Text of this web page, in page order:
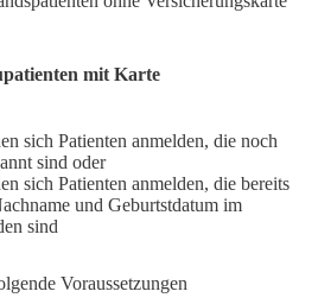
mit Karte
sich Patienten anmelden, die noch
sind oder
sich Patienten anmelden, die bereits
und Geburtstdatum im
sind
Voraussetzungen